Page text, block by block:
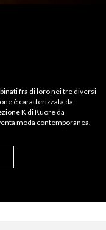
fra di loro nei tre diversi
è caratterizzata da
K di Kuore da
moda contemporanea.